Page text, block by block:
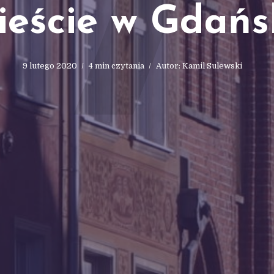
w
9 lutego 2020 4 min czytania Autor: Kamil Sulewski